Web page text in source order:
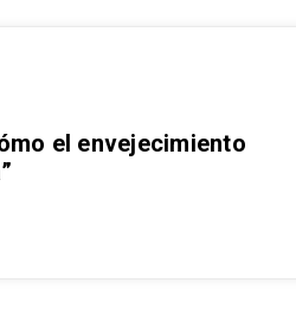
el envejecimiento